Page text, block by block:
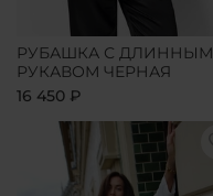
РУБАШКА С ДЛИННЫМ
РУКАВОМ ЧЕРНАЯ
16 450 ₽